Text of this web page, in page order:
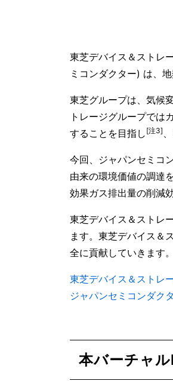
東芝デバイス＆ストレ
ミコンダクター) は、
東芝グループは、気候
トレージグループでは
することを目指し [注3]
今回、ジャパンセミコ
由来の環境価値の調達
効果ガス排出量の削減
東芝デバイス＆ストレ
ます。東芝デバイス＆
全に貢献していきます。
東芝デバイス＆ストレ
ジャパンセミコンダク
本バーチャ